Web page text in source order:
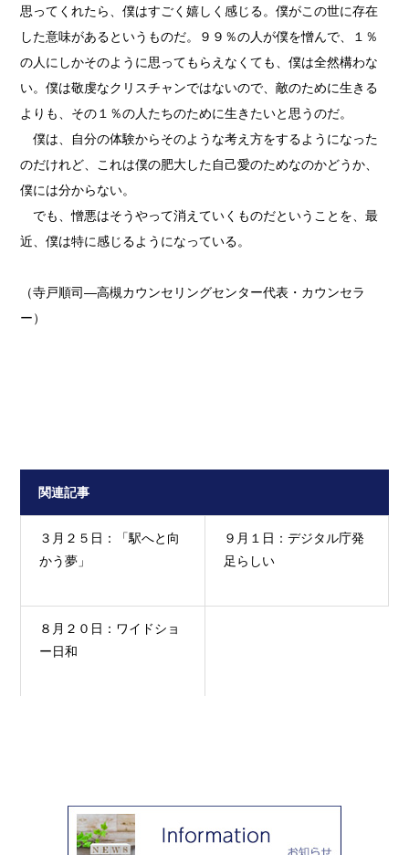
思ってくれたら、僕はすごく嬉しく感じる。僕がこの世に存在
した意味があるというものだ。９９％の人が僕を憎んで、１％
の人にしかそのように思ってもらえなくても、僕は全然構わな
い。僕は敬虔なクリスチャンではないので、敵のために生きる
よりも、その１％の人たちのために生きたいと思うのだ。
僕は、自分の体験からそのような考え方をするようになった
のだけれど、これは僕の肥大した自己愛のためなのかどうか、
僕には分からない。
でも、憎悪はそうやって消えていくものだということを、最
近、僕は特に感じるようになっている。
（寺戸順司―高槻カウンセリングセンター代表・カウンセラ
ー）
関連記事
３月２５日：「駅へと向
かう夢」
９月１日：デジタル庁発
足らしい
８月２０日：ワイドショ
ー日和